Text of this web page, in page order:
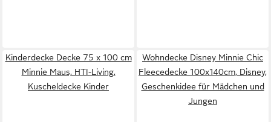
Kinderdecke Decke 75 x 100 cm
Minnie Maus, HTI-Living,
Kuscheldecke Kinder
Wohndecke Disney Minnie Chic
Fleecedecke 100x140cm, Disney,
Geschenkidee für Mädchen und
Jungen